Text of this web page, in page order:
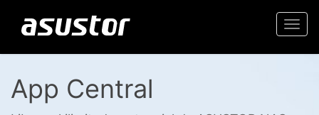
App Central